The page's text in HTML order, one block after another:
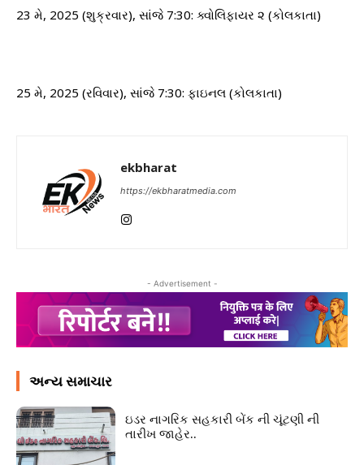
23 મે, 2025 (શુક્રવાર), સાંજે 7:30: ક્વોલિફાયર ૨ (કોલકાતા)
25 મે, 2025 (રવિવાર), સાંજે 7:30: ફાઇનલ (કોલકાતા)
ekbharat
https://ekbharatmedia.com
- Advertisement -
અન્ય સમાચાર
ઇડર નાગરિક સહકારી બેંક ની ચૂંટણી ની
તારીખ જાહેર..